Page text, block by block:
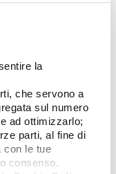
la
che servono a
sul numero
ad ottimizzarlo;
parti, al fine di
con le tue
consenso.
16/06/2026